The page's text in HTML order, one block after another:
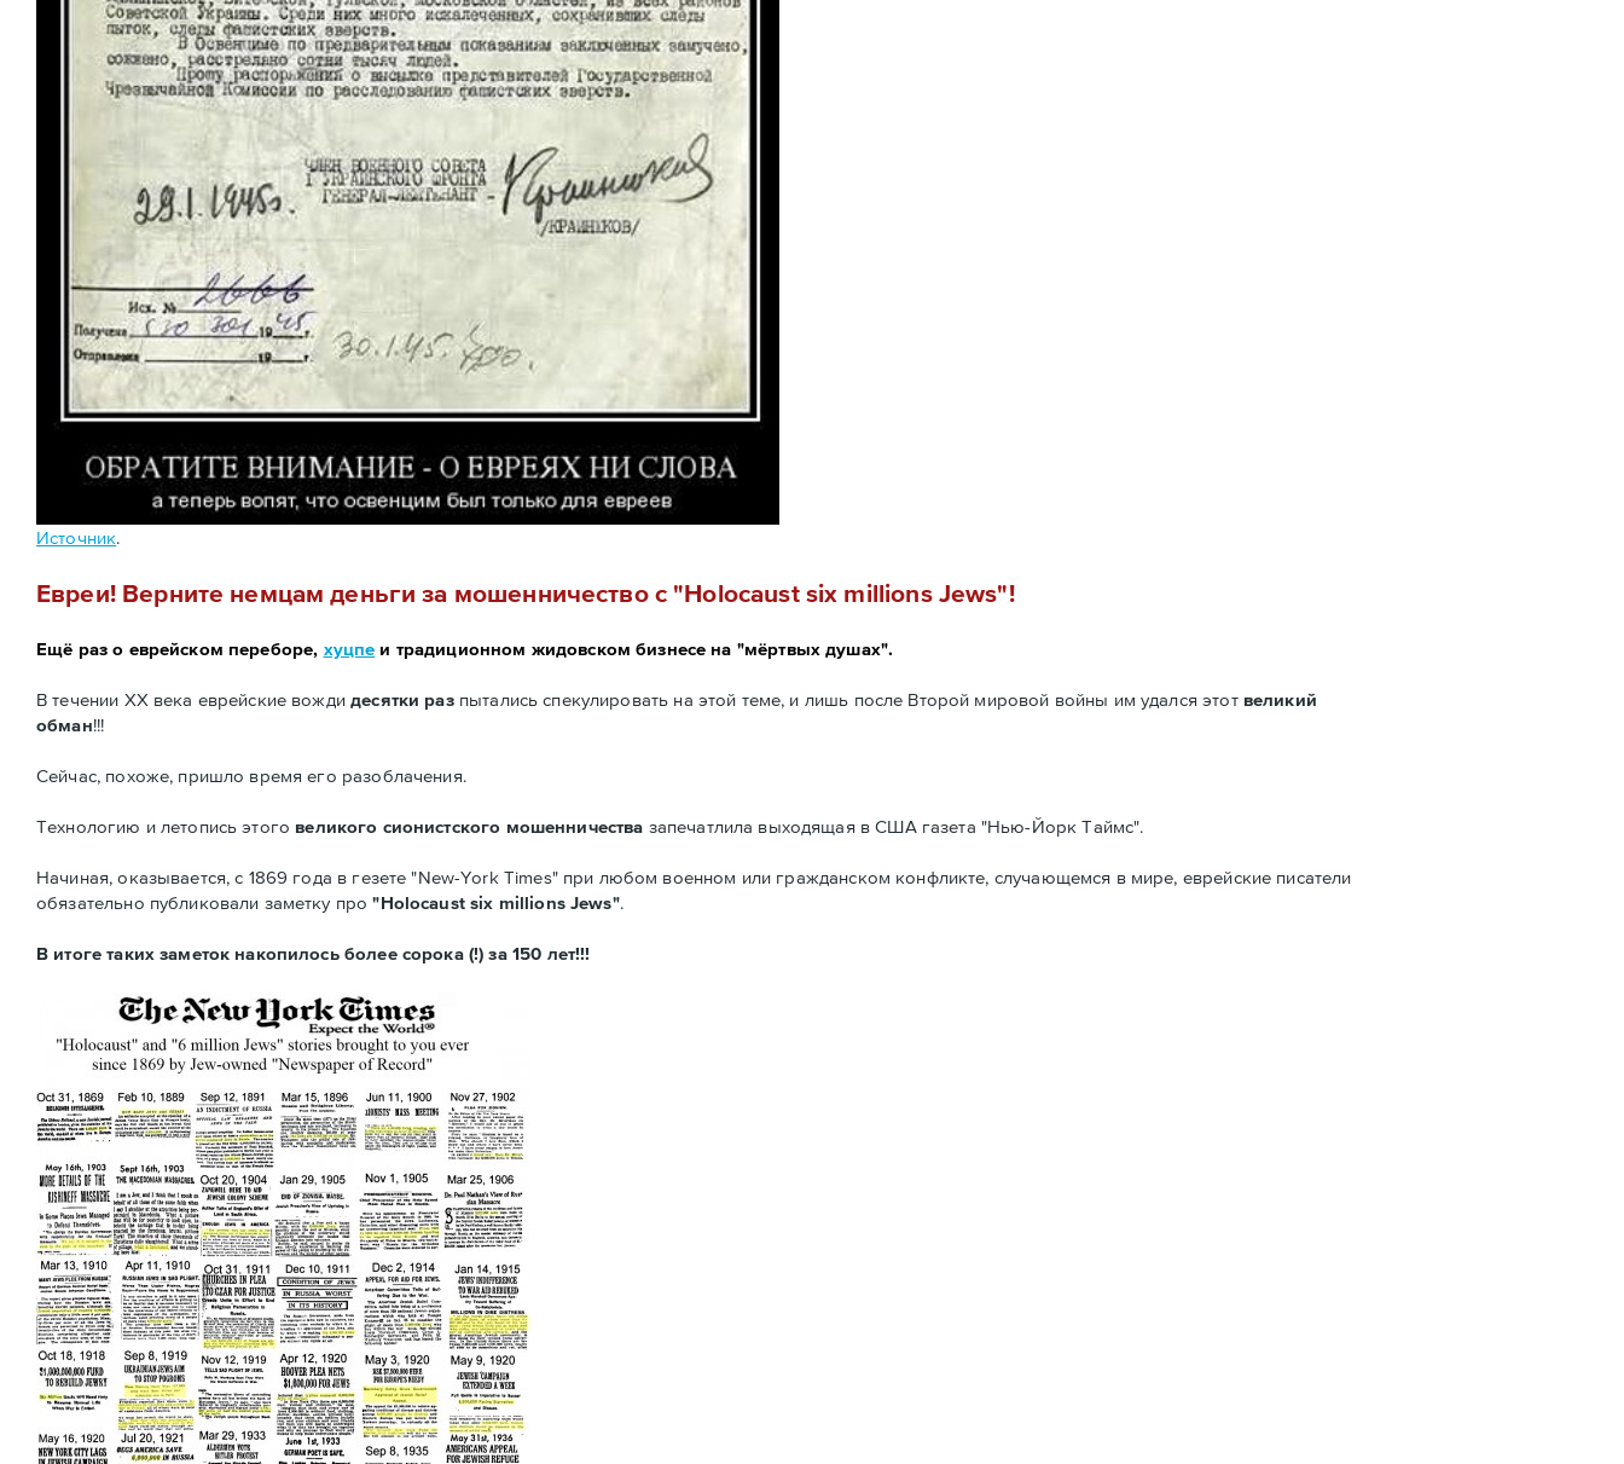
Источник.
Евреи! Верните немцам деньги за мошенничество с "Holocaust six millions Jews"!
Ещё раз о еврейском переборе, хуцпе и традиционном жидовском бизнесе на "мёртвых душах".
В течении ХХ века еврейские вождидесятки разпытались спекулировать на этой теме, и лишь после Второй мировой войны им удался этот великий
обман!!!
Сейчас, похоже, пришло время его разоблачения.
Технологию и летопись этого великого сионистского мошенничества запечатлила выходящая в США газета "Нью-Йорк Таймс".
Начиная, оказывается, с 1869 года в гезете "New-York Times" при любом военном или гражданском конфликте, случающемся в мире, еврейские писатели
обязательно публиковали заметку про"Holocaust six millions Jews".
В итоге таких заметок накопилось более сорока (!) за 150 лет!!!